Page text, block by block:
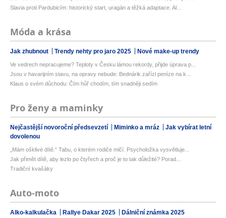
Slavia proti Pardubicím: historický start, uragán a těžká adaptace. Al...
Móda a krása
Jak zhubnout Trendy nehty pro jaro 2025 Nové make-up trendy
Ve vedrech nepracujeme? Teploty v Česku lámou rekordy, přijde úprava p...
Jsou v havarijním stavu, na opravy nebude: Bednárik zařízl peníze na k...
Klaus o svém důchodu: Čím hůř chodím, tím snadněji sedím
Pro ženy a maminky
Nejčastější novoroční předsevzetí Miminko a mráz
Jak vybírat letní
dovolenou
„Mám ošklivé dítě.“ Tabu, o kterém rodiče mlčí. Psycholožka vysvětluje...
Jak přimět dítě, aby lezlo po čtyřech a proč je to tak důležité? Porad...
Tradiční kvašáky
Auto-moto
Alko-kalkulačka Rallye Dakar 2025 Dálniční známka 2025